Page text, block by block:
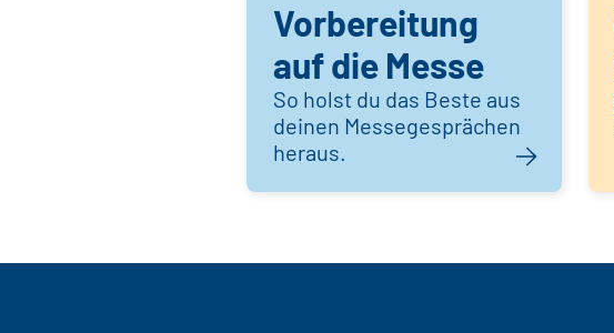
Vorbereitung
auf die Messe
So holst du das Beste aus
deinen Messegesprächen
heraus.